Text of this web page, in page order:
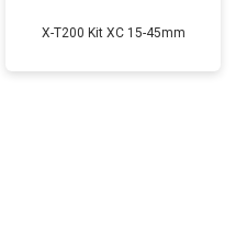
X-T200 Kit XC 15-45mm